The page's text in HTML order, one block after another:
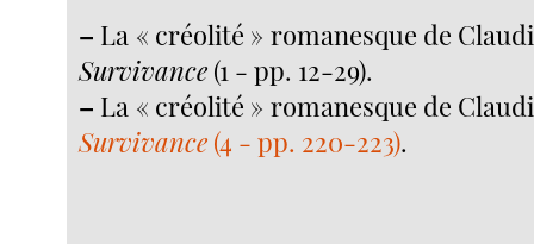
– La « créolité » romanesque de
Survivance (1 - pp. 12-29).
– La « créolité » romanesque de
Survivance (4 - pp. 220-223).